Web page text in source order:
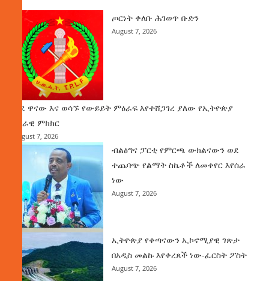
ጦርነት ቀለቡ ሕገወጥ ቡድን
August 7, 2026
ወደ ዋናው እና ወሳኙ የውይይት ምዕራፍ እየተሸጋገረ ያለው የኢትዮጵያ
ሀገራዊ ምክክር
August 7, 2026
ብልፅግና ፓርቲ የምርጫ ውክልናውን ወደ
ተጨባጭ የልማት ስኬቶች ለመቀየር እየሰራ
ነው
August 7, 2026
ኢትዮጵያ የቀጣናውን ኢኮኖሚያዊ ገጽታ
በአዲስ መልኩ እየቀረጸች ነው-ፈርስት ፖስት
August 7, 2026